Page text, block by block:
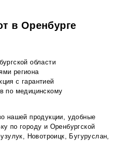
в Оренбурге
области
региона
с гарантией
по медицинскому
нашей продукции, удобные
по городу и Оренбургской
Новотроицк, Бугуруслан,